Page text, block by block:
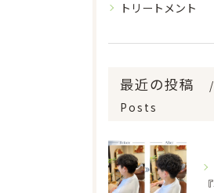
トリートメント
最近の投稿
Posts